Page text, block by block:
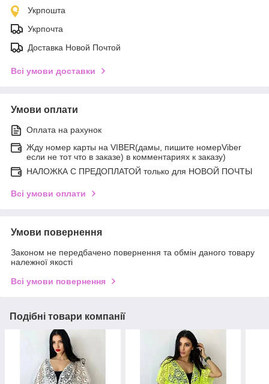
Укрпошта
Укрпочта
Доставка Новой Почтой
Всі умови доставки
Умови оплати
Оплата на рахунок
Жду номер карты на VIBER(дамы, пишите номерViber
если не тот что в заказе) в комментариях к заказу)
НАЛОЖКА С ПРЕДОПЛАТОЙ только для НОВОЙ ПОЧТЫ
Всі умови оплати
Умови повернення
Законом не передбачено повернення та обмін даного товару
належної якості
Всі умови повернення
Подібні товари компанії